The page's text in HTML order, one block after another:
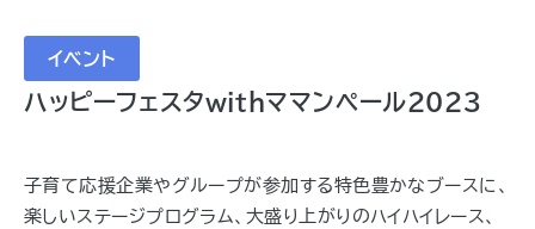
イベント
ハッピーフェスタwithママンペール2023
子育て応援企業やグループが参加する特色豊かなブースに、
楽しいステージプログラム、大盛り上がりのハイハイレース、